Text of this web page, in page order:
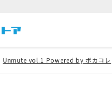
Unmute vol.1 Powered by ボカコレ